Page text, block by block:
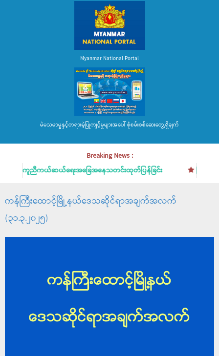
Myanmar National Portal
မဲမသမာမှုနှင့်တရားမဲ့ပြုကျင့်မှုများအပေါ် စုံစမ်းစစ်ဆေးတွေ့ရှိချက်
Breaking News :
ဘေးကူညီကယ်ဆယ်ရေးအခြေအနေသတင်းထုတ်ပြန်ခြင်း
မြစ်ရေက
ကန်ကြီးထောင့်မြို့နယ်ဒေသဆိုင်ရာအချက်အလက်
(၃၁.၃.၂၀၂၅)